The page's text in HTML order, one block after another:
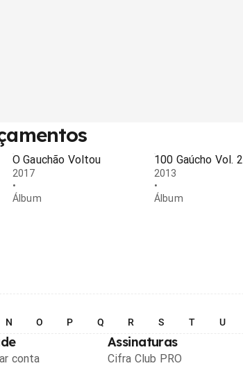
O Gauchão Voltou
2017
•
Álbum
100 Gaúcho Vol. 2
2013
•
Álbum
N O P Q R S T U
conta
Assinaturas
Cifra Club PRO